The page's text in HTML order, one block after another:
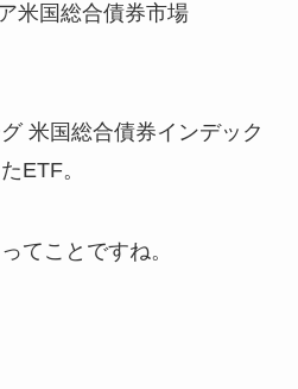
米国総合債券市場
米国総合債券インデック
ETF。
てことですね。